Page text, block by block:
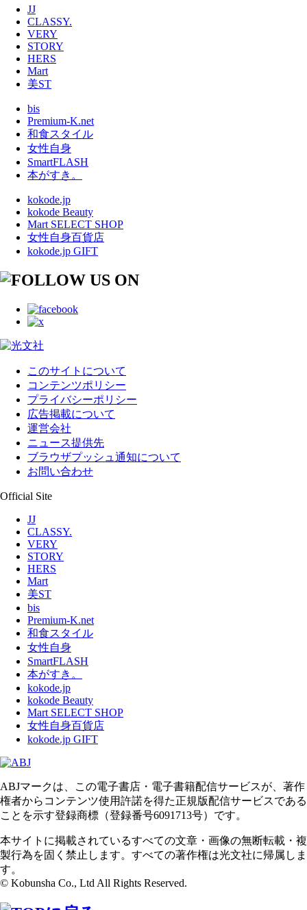
JJ
CLASSY.
VERY
STORY
HERS
Mart
美ST
bis
Premium-K.net
和食スタイル
女性自身
SmartFLASH
本がすき。
kokode.jp
kokode Beauty
Mart SELECT SHOP
女性自身百貨店
kokode.jp GIFT
このサイトについて
コンテンツポリシー
プライバシーポリシー
広告掲載について
運営会社
ニュース提供先
ブラウザプッシュ通知について
お問い合わせ
Official Site
JJ
CLASSY.
VERY
STORY
HERS
Mart
美ST
bis
Premium-K.net
和食スタイル
女性自身
SmartFLASH
本がすき。
kokode.jp
kokode Beauty
Mart SELECT SHOP
女性自身百貨店
kokode.jp GIFT
ABJマークは、この電子書店・電子書籍配信サービスが、著作
権者からコンテンツ使用許諾を得た正規版配信サービスである
ことを示す登録商標（登録番号6091713号）です。
本サイトに掲載されているすべての文章・画像の無断転載・複
製行為を固く禁止します。すべての著作権は光文社に帰属しま
す。
© Kobunsha Co., Ltd All Rights Reserved.